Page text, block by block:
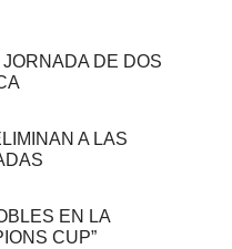
DE DOS
A LAS
EN LA
CUP”